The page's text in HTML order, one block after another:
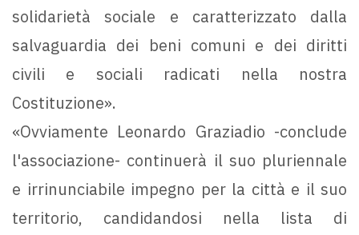
solidarietà sociale e caratterizzato dalla
salvaguardia dei beni comuni e dei diritti
civili e sociali radicati nella nostra
Costituzione».
«Ovviamente Leonardo Graziadio -conclude
l'associazione- continuerà il suo pluriennale
e irrinunciabile impegno per la città e il suo
territorio, candidandosi nella lista di